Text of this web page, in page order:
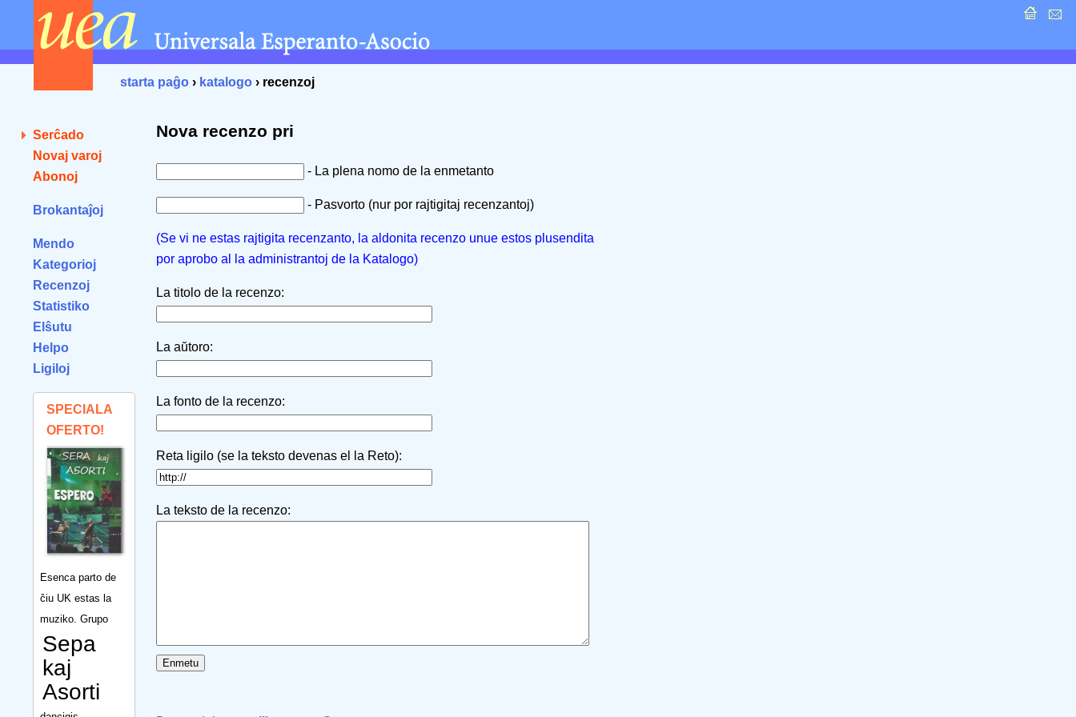
starta paĝo › katalogo › recenzoj
Serĉado
Novaj varoj
Abonoj
Brokantaĵoj
Mendo
Kategorioj
Recenzoj
Statistiko
Elŝutu
Helpo
Ligiloj
SPECIALA
OFERTO!
Esenca parto de
ĉiu UK estas la
muziko. Grupo
Sepa
kaj
Asorti
Nova recenzo pri
- La plena nomo de la enmetanto
- Pasvorto (nur por rajtigitaj recenzantoj)
(Se vi ne estas rajtigita recenzanto, la aldonita recenzo unue estos plusendita
por aprobo al la administrantoj de la Katalogo)
La titolo de la recenzo:
La aŭtoro:
La fonto de la recenzo:
Reta ligilo (se la teksto devenas el la Reto):
La teksto de la recenzo: